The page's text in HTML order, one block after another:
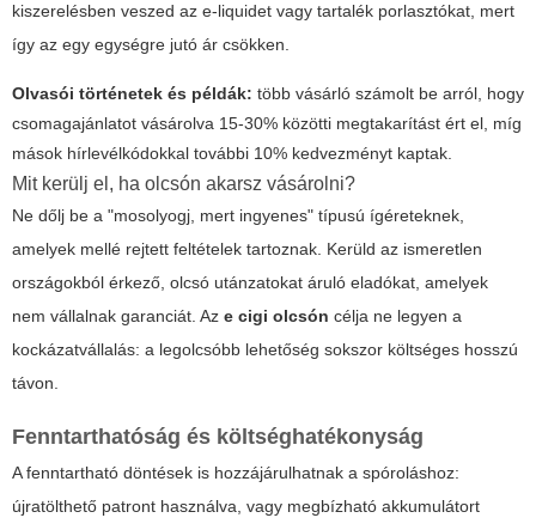
kiszerelésben veszed az e-liquidet vagy tartalék porlasztókat, mert
így az egy egységre jutó ár csökken.
Olvasói történetek és példák: több vásárló számolt be arról, hogy
csomagajánlatot vásárolva 15-30% közötti megtakarítást ért el, míg
mások hírlevélkódokkal további 10% kedvezményt kaptak.
Mit kerülj el, ha olcsón akarsz vásárolni?
Ne dőlj be a "mosolyogj, mert ingyenes" típusú ígéreteknek,
amelyek mellé rejtett feltételek tartoznak. Kerüld az ismeretlen
országokból érkező, olcsó utánzatokat áruló eladókat, amelyek
nem vállalnak garanciát. Az e cigi olcsón célja ne legyen a
kockázatvállalás: a legolcsóbb lehetőség sokszor költséges hosszú
távon.
Fenntarthatóság és költséghatékonyság
A fenntartható döntések is hozzájárulhatnak a spóroláshoz:
újratölthető patront használva, vagy megbízható akkumulátort